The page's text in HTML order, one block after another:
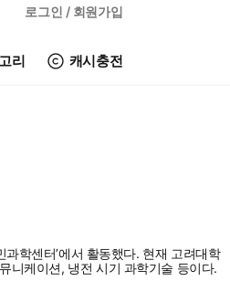
로그인 / 회원가입
리 캐시충전
학센터’에서 활동했다. 현재 고려대학
니케이션, 냉전 시기 과학기술 등이다.